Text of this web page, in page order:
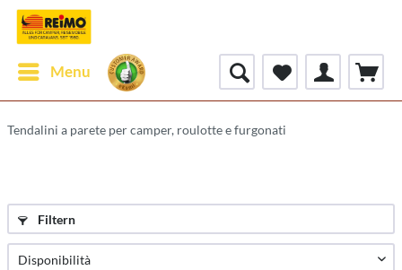
Menu
Tendalini a parete per camper, roulotte e furgonati
Filtern